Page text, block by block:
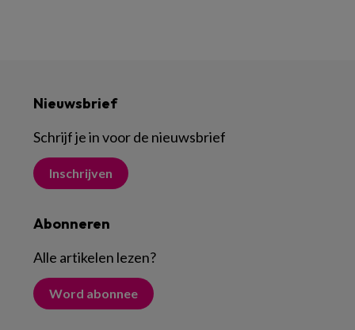
Nieuwsbrief
Schrijf je in voor de nieuwsbrief
Inschrijven
Abonneren
Alle artikelen lezen?
Word abonnee